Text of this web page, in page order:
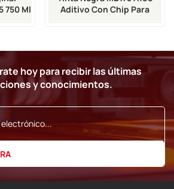
750 Ml
Aditivo Con Chip Para
hoy para recibir las últimas
y conocimientos.